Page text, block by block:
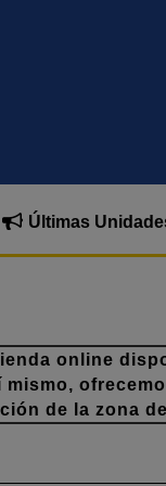
Últimas
online
de la zona